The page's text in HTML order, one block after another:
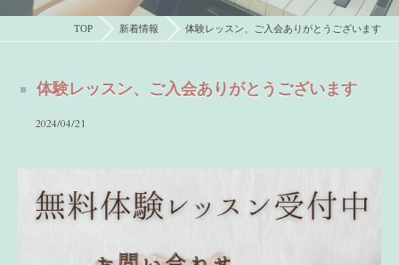
TOP 新着情報 体験レッスン、ご入会ありがとうございます
体験レッスン、ご入会ありがとうございます
2024/04/21